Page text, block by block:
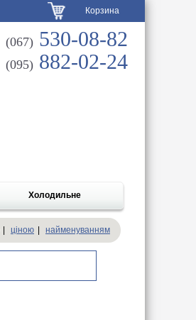
Корзина
(067) 530-08-82
(095) 882-02-24
Холодильне
ціною найменуванням